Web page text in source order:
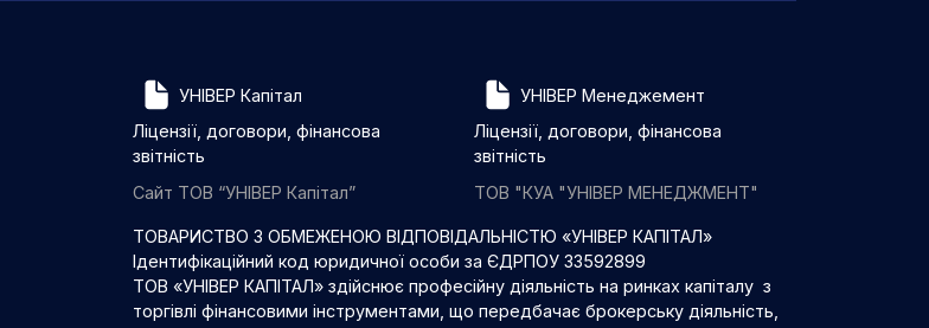
УНІВЕР Капітал
Ліцензії, договори, фінансова
звітність
Сайт ТОВ “УНІВЕР Капітал”
УНІВЕР Менеджемент
Ліцензії, договори, фінансова
звітність
ТОВ "КУА "УНІВЕР МЕНЕДЖМЕНТ"
ТОВАРИСТВО З ОБМЕЖЕНОЮ ВІДПОВІДАЛЬНІСТЮ «УНІВЕР КАПІТАЛ»
Ідентифікаційний код юридичної особи за ЄДРПОУ 33592899
ТОВ «УНІВЕР КАПІТАЛ» здійснює професійну діяльність на ринках капіталу з
торгівлі фінансовими інструментами, що передбачає брокерську діяльність,